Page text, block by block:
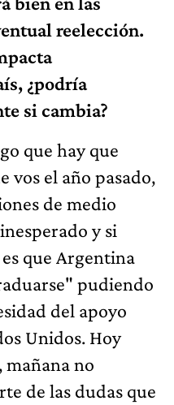
reelección.
¿podría
si cambia?
que hay que
vos el año pasado,
de medio
y si
que Argentina
pudiendo
del apoyo
Unidos. Hoy
mañana no
de las dudas que